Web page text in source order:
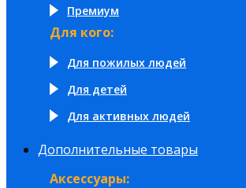
Премиум
Для кого:
Для пожилых людей
Для детей
Для активных людей
Дополнительные товары
Аксессуары: